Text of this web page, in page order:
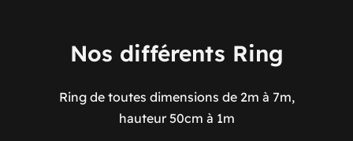
Nos différents Ring
Ring de toutes dimensions de 2m à 7m,
hauteur 50cm à 1m